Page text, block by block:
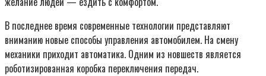
В последнее время современные технологии представляют
вниманию новые способы управления автомобилем. На смену
механики приходит автоматика. Одним из новшеств является
роботизированная коробка переключения передач.